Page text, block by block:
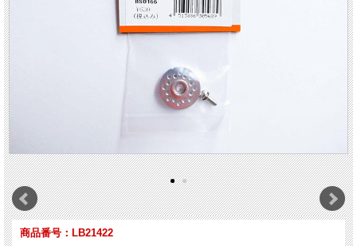
商品番号：LB21422